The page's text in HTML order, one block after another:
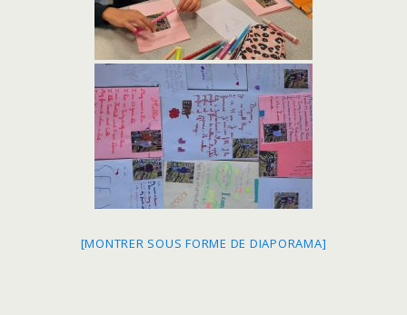
[MONTRER SOUS FORME DE DIAPORAMA]